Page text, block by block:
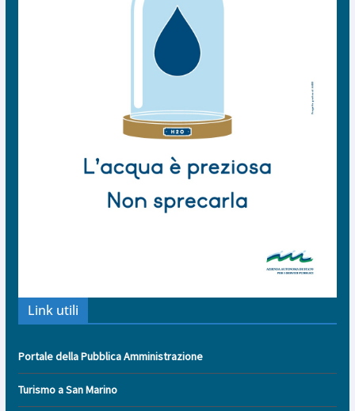
Link utili
Portale della Pubblica Amministrazione
Turismo a San Marino